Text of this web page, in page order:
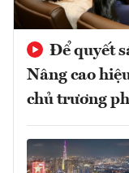
Để quyết
Nâng cao
chủ trương